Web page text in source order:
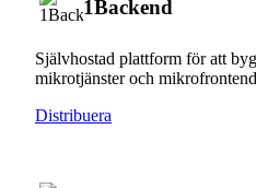
1Backend
Självhostad plattform för att
mikrotjänster och
Distribuera